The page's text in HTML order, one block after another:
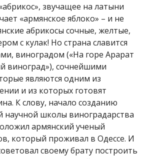
звучащее на латыни
«армянское яблоко» – и не
абрикосы сочные, желтые,
с кулак! Но страна славится
виноградом («На горе Арарат
виноград»), сочнейшими
являются одним из
и из которых готовят
К слову, начало созданию
научной школы виноградарства
армянский ученый
который проживал в Одессе. И
своему брату построить